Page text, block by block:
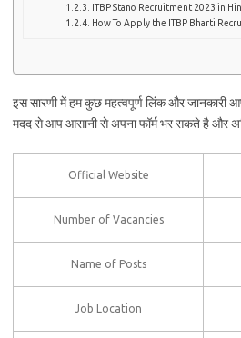
ITBP Stano Recruitment 2023 in
How To Apply the ITBP Bharti
इस सारणी में हम कुछ महत्वपूर्ण लिंक और जानकारी
मदद से आप आसानी से अपना फॉर्म भर सकते है और
Official Website
Number of Vacancies
Name of Posts
Job Location